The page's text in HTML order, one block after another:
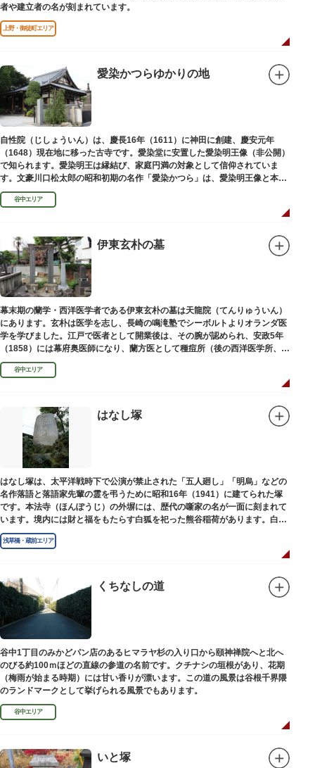
者や建立者の名が刻まれています。
上野・御徒町エリア
愛染かつらゆかりの地
自性院（じしょういん）は、慶長16年（1611）に神田に創建、慶安元年
（1648）現在地に移った古寺です。愛染堂に安置した愛染明王像（非公開）
で知られます。愛染明王は縁結び、家庭円満の対象として信仰されていま
す。文豪川口松太郎の昭和初期の名作「愛染かつら」は、愛染明王像と本堂
前にあった桂の古木にヒントを得た作品だといわれます。
谷中エリア
伊東玄朴の墓
幕末期の蘭学・西洋医学者である伊東玄朴の墓は天龍院（てんりゅういん）
にあります。玄朴は医学を志し、長崎の鳴滝塾でシーボルトよりオランダ医
学を学びました。江戸で医者として開業後は、その腕が認められ、安政5年
（1858）には幕府奥医師になり、蘭方医として種痘所（後の西洋医学所、現
東京大学医学部）の開設などに尽力し、明治4年（1871）72歳で没しまし
た。谷中エリア
はなし塚
はなし塚は、太平洋戦時下で公演が禁止された「五人廻し」「明烏」などの
名作落語と落語家先輩の霊を弔うために昭和16年（1941）に建てられた塚
です。本法寺（ほんぽうじ）の外塀には、歴代の噺家の名が一面に刻まれて
います。境内には財と福をもたらす白狐を祀った熊谷稲荷があります。白狐
を祀った稲荷は全国に2ケ所しかない非常に珍しいものです。
浅草橋・蔵前エリア
くちなしの道
谷中1丁目のみかどパン店のあるヒマラヤ杉の入り口から頤神禅院へと北へ
のびる約100ｍほどの直線の参道の名前です。クチナシの垣根があり、花期
（梅雨が始まる時期）には甘い香りが漂います。この道の風景は谷根千界隈
のランドマークとして挙げられる風景でもあります。
谷中エリア
いと塚